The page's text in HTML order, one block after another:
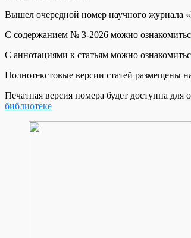
Вышел очередной номер научного журнала
С содержанием № 3-2026 можно
С аннотациями к статьям можно
Полнотекстовые версии статей размещены
Печатная версия номера будет доступна
библиотеке